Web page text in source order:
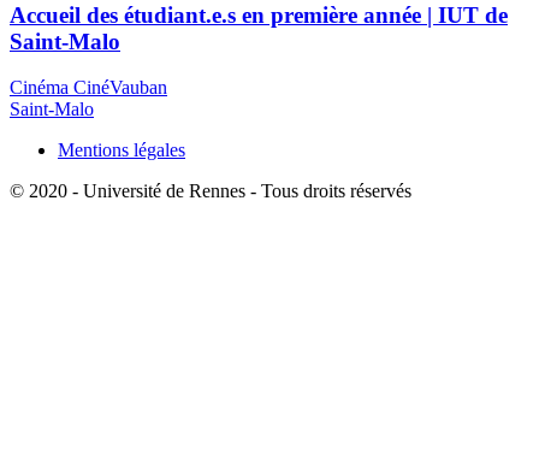
Accueil des étudiant.e.s en première année | IUT de
Saint-Malo
Cinéma CinéVauban
Saint-Malo
Mentions légales
© 2020 - Université de Rennes - Tous droits réservés